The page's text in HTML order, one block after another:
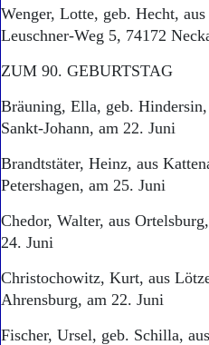
Wenger, Lotte, geb. Hecht,
Leuschner-Weg 5, 74172
ZUM 90. GEBURTSTAG
Bräuning, Ella, geb.
Sankt-Johann, am 22. Juni
Brandtstäter, Heinz, aus
Petershagen, am 25. Juni
Chedor, Walter, aus
24. Juni
Christochowitz, Kurt, aus
Ahrensburg, am 22. Juni
Fischer, Ursel, geb. Schilla,